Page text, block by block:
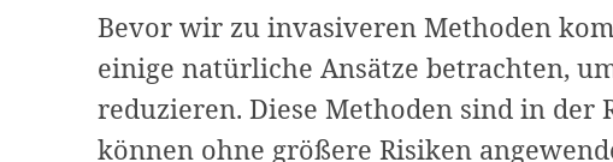
Bevor wir zu invasiveren Methoden
einige natürliche Ansätze betrachten,
reduzieren. Diese Methoden sind in der
können ohne größere Risiken